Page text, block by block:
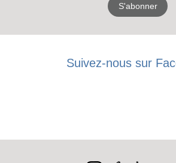
S'abonner
Suivez-nous sur